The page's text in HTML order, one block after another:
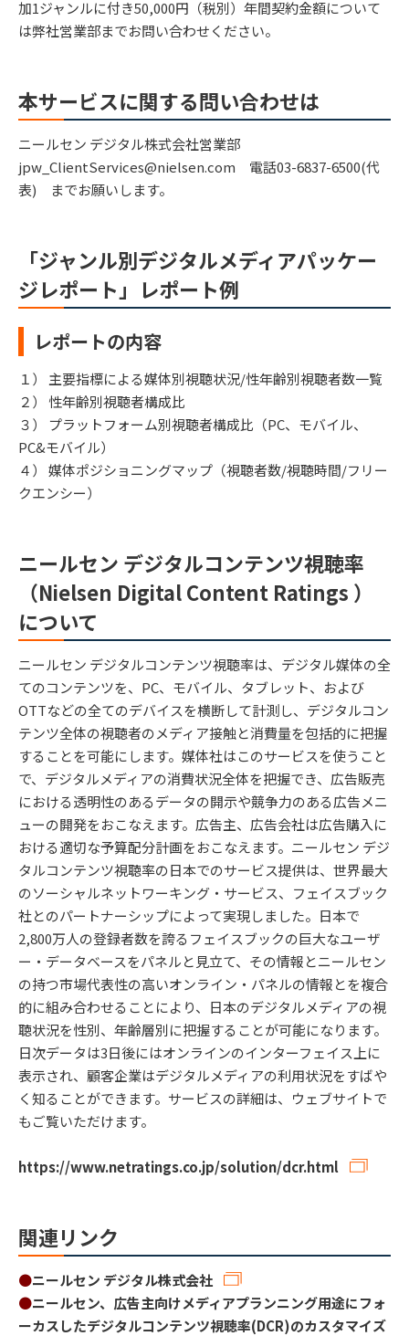
加1ジャンルに付き50,000円（税別）年間契約金額について
は弊社営業部までお問い合わせください。
本サービスに関する問い合わせは
ニールセン デジタル株式会社営業部
jpw_ClientServices@nielsen.com 電話03-6837-6500(代
表) までお願いします。
「ジャンル別デジタルメディアパッケー
ジレポート」レポート例
レポートの内容
１） 主要指標による媒体別視聴状況/性年齢別視聴者数一覧
２） 性年齢別視聴者構成比
３） プラットフォーム別視聴者構成比（PC、モバイル、
PC&モバイル）
４） 媒体ポジショニングマップ（視聴者数/視聴時間/フリー
クエンシー）
ニールセン デジタルコンテンツ視聴率
（Nielsen Digital Content Ratings ）
について
ニールセン デジタルコンテンツ視聴率は、デジタル媒体の全
てのコンテンツを、PC、モバイル、タブレット、および
OTTなどの全てのデバイスを横断して計測し、デジタルコン
テンツ全体の視聴者のメディア接触と消費量を包括的に把握
することを可能にします。媒体社はこのサービスを使うこと
で、デジタルメディアの消費状況全体を把握でき、広告販売
における透明性のあるデータの開示や競争力のある広告メニ
ューの開発をおこなえます。広告主、広告会社は広告購入に
おける適切な予算配分計画をおこなえます。ニールセン デジ
タルコンテンツ視聴率の日本でのサービス提供は、世界最大
のソーシャルネットワーキング・サービス、フェイスブック
社とのパートナーシップによって実現しました。日本で
2,800万人の登録者数を誇るフェイスブックの巨大なユーザ
ー・データベースをパネルと見立て、その情報とニールセン
の持つ市場代表性の高いオンライン・パネルの情報とを複合
的に組み合わせることにより、日本のデジタルメディアの視
聴状況を性別、年齢層別に把握することが可能になります。
日次データは3日後にはオンラインのインターフェイス上に
表示され、顧客企業はデジタルメディアの利用状況をすばや
く知ることができます。サービスの詳細は、ウェブサイトで
もご覧いただけます。
https://www.netratings.co.jp/solution/dcr.html
関連リンク
●ニールセン デジタル株式会社
●ニールセン、広告主向けメディアプランニング用途にフォ
ーカスしたデジタルコンテンツ視聴率(DCR)のカスタマイズ